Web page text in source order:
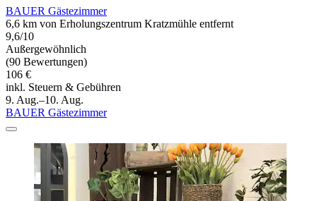
BAUER Gästezimmer
6,6 km von Erholungszentrum Kratzmühle entfernt
9,6/10
Außergewöhnlich
(90 Bewertungen)
106 €
inkl. Steuern & Gebühren
9. Aug.–10. Aug.
BAUER Gästezimmer